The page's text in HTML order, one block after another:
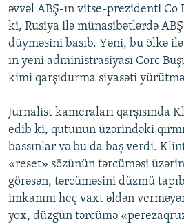
əvvəl ABŞ-ın vitse-prezidenti Co
ki, Rusiya ilə münasibətlərdə
düyməsini basıb. Yəni, bu ölkə
ın yeni administrasiyası Corc
kimi qarşıdurma siyasəti
Jurnalist kameraları qarşısında
edib ki, qutunun üzərindəki
bassınlar və bu da baş verdi.
«reset» sözünün tərcüməsi
görəsən, tərcüməsini düzmü
imkanını heç vaxt əldən
yox, düzgün tərcümə